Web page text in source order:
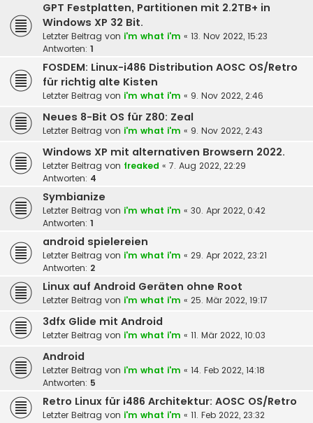
GPT Festplatten, Partitionen mit 2.2TB+ in
Windows XP 32 Bit.
Letzter Beitrag von i'm what i'm « 13. Nov 2022, 15:23
Antworten: 1
FOSDEM: Linux-i486 Distribution AOSC OS/Retro
für richtig alte Kisten
Letzter Beitrag von i'm what i'm « 9. Nov 2022, 2:46
Neues 8-Bit OS für Z80: Zeal
Letzter Beitrag von i'm what i'm « 9. Nov 2022, 2:43
Windows XP mit alternativen Browsern 2022.
Letzter Beitrag von freaked « 7. Aug 2022, 22:29
Antworten: 4
Symbianize
Letzter Beitrag von i'm what i'm « 30. Apr 2022, 0:42
Antworten: 1
android spielereien
Letzter Beitrag von i'm what i'm « 29. Apr 2022, 23:21
Antworten: 2
Linux auf Android Geräten ohne Root
Letzter Beitrag von i'm what i'm « 25. Mär 2022, 19:17
3dfx Glide mit Android
Letzter Beitrag von i'm what i'm « 11. Mär 2022, 10:03
Android
Letzter Beitrag von i'm what i'm « 14. Feb 2022, 14:18
Antworten: 5
Retro Linux für i486 Architektur: AOSC OS/Retro
Letzter Beitrag von i'm what i'm « 11. Feb 2022, 23:32